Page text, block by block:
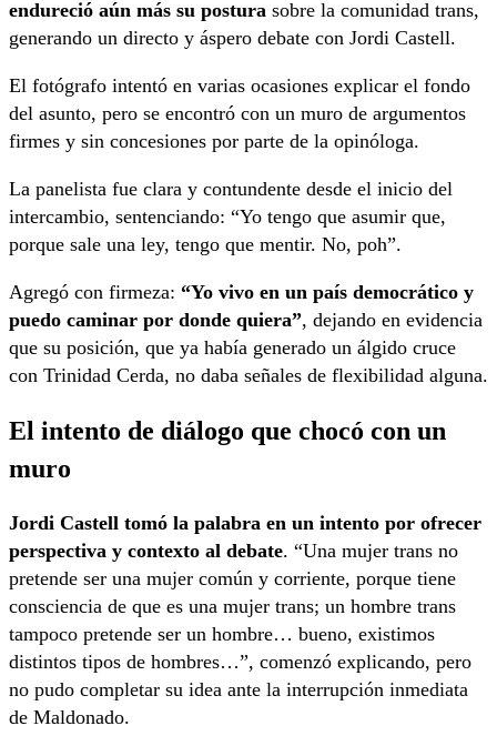
endureció aún más su postura sobre la comunidad trans,
generando un directo y áspero debate con Jordi Castell.
El fotógrafo intentó en varias ocasiones explicar el fondo
del asunto, pero se encontró con un muro de argumentos
firmes y sin concesiones por parte de la opinóloga.
La panelista fue clara y contundente desde el inicio del
intercambio, sentenciando: “Yo tengo que asumir que,
porque sale una ley, tengo que mentir. No, poh”.
Agregó con firmeza: “Yo vivo en un país democrático y
puedo caminar por donde quiera”, dejando en evidencia
que su posición, que ya había generado un álgido cruce
con Trinidad Cerda, no daba señales de flexibilidad alguna.
El intento de diálogo que chocó con un
muro
Jordi Castell tomó la palabra en un intento por ofrecer
perspectiva y contexto al debate. “Una mujer trans no
pretende ser una mujer común y corriente, porque tiene
consciencia de que es una mujer trans; un hombre trans
tampoco pretende ser un hombre… bueno, existimos
distintos tipos de hombres…”, comenzó explicando, pero
no pudo completar su idea ante la interrupción inmediata
de Maldonado.